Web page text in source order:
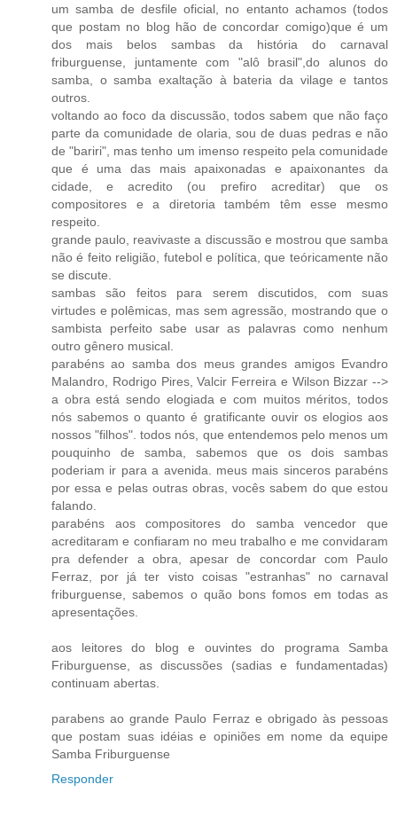
um samba de desfile oficial, no entanto achamos (todos
que postam no blog hão de concordar comigo)que é um
dos mais belos sambas da história do carnaval
friburguense, juntamente com "alô brasil",do alunos do
samba, o samba exaltação à bateria da vilage e tantos
outros.
voltando ao foco da discussão, todos sabem que não faço
parte da comunidade de olaria, sou de duas pedras e não
de "bariri", mas tenho um imenso respeito pela comunidade
que é uma das mais apaixonadas e apaixonantes da
cidade, e acredito (ou prefiro acreditar) que os
compositores e a diretoria também têm esse mesmo
respeito.
grande paulo, reavivaste a discussão e mostrou que samba
não é feito religião, futebol e política, que teóricamente não
se discute.
sambas são feitos para serem discutidos, com suas
virtudes e polêmicas, mas sem agressão, mostrando que o
sambista perfeito sabe usar as palavras como nenhum
outro gênero musical.
parabéns ao samba dos meus grandes amigos Evandro
Malandro, Rodrigo Pires, Valcir Ferreira e Wilson Bizzar -->
a obra está sendo elogiada e com muitos méritos, todos
nós sabemos o quanto é gratificante ouvir os elogios aos
nossos "filhos". todos nós, que entendemos pelo menos um
pouquinho de samba, sabemos que os dois sambas
poderiam ir para a avenida. meus mais sinceros parabéns
por essa e pelas outras obras, vocês sabem do que estou
falando.
parabéns aos compositores do samba vencedor que
acreditaram e confiaram no meu trabalho e me convidaram
pra defender a obra, apesar de concordar com Paulo
Ferraz, por já ter visto coisas "estranhas" no carnaval
friburguense, sabemos o quão bons fomos em todas as
apresentações.
aos leitores do blog e ouvintes do programa Samba
Friburguense, as discussões (sadias e fundamentadas)
continuam abertas.
parabens ao grande Paulo Ferraz e obrigado às pessoas
que postam suas idéias e opiniões em nome da equipe
Samba Friburguense
Responder